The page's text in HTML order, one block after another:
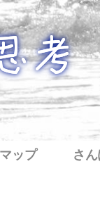
ップ さ